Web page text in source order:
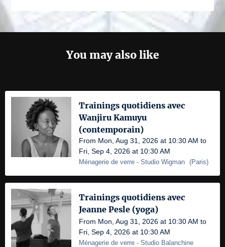
You may also like
Trainings quotidiens avec
Wanjiru Kamuyu
(contemporain)
From Mon, Aug 31, 2026 at 10:30 AM to
Fri, Sep 4, 2026 at 10:30 AM
Ménagerie de verre - Studio Wigman (Paris)
Trainings quotidiens avec
Jeanne Pesle (yoga)
From Mon, Aug 31, 2026 at 10:30 AM to
Fri, Sep 4, 2026 at 10:30 AM
Ménagerie de verre - Studio Balanchine